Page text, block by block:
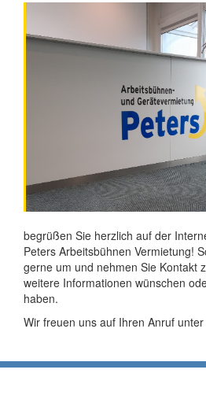
begrüßen Sie herzlich auf der
Peters Arbeitsbühnen Vermietung!
gerne um und nehmen Sie Kontakt
weitere Informationen wünschen
haben.
Wir freuen uns auf Ihren Anruf